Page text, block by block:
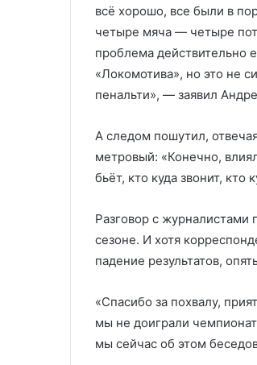
всё хорошо, все были в
четыре мяча — четыре
проблема действительно
«Локомотива», но это не
пенальти», — заявил
А следом пошутил,
метровый: «Конечно,
бьёт, кто куда звонит, кто
Разговор с журналистами
сезоне. И хотя
падение результатов,
«Спасибо за похвалу,
мы не доиграли
мы сейчас об этом